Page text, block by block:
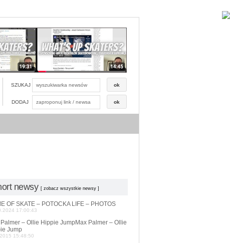
SZUKAJ
DODAJ
newsy [ zobacz wszystkie newsy ]
OF SKATE – POTOCKA LIFE – PHOTOS
17:00:43
Palmer – Ollie Hippie Jump Max Palmer – Ollie
Jump
15:48:50